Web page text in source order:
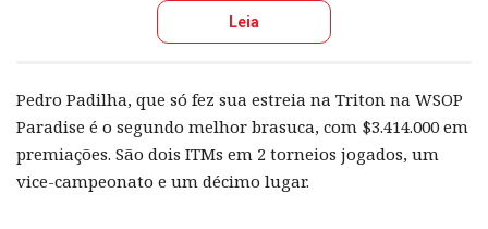
Leia
Pedro Padilha, que só fez sua estreia na Triton na WSOP
Paradise é o segundo melhor brasuca, com $3.414.000 em
premiações. São dois ITMs em 2 torneios jogados, um
vice-campeonato e um décimo lugar.